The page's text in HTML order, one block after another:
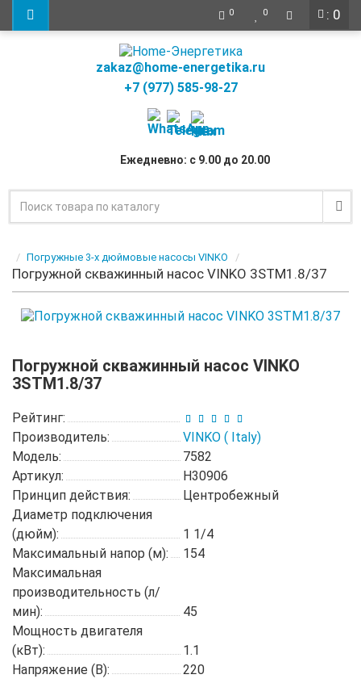
: 0
0 0
zakaz@home-energetika.ru
+7 (977) 585-98-27
Ежедневно: с 9.00 до 20.00
Погружные 3-х дюймовые насосы VINKO
Погружной скважинный насос VINKO 3STM1.8/37
Погружной скважинный насос VINKO
3STM1.8/37
Рейтинг:
Производитель:
VINKO ( Italy)
Модель:
7582
Артикул:
H30906
Принцип действия:
Центробежный
Диаметр подключения
(дюйм):
1 1/4
Максимальный напор (м):
154
Максимальная
производительность (л/
мин):
45
Мощность двигателя
(кВт):
1.1
Напряжение (В):
220